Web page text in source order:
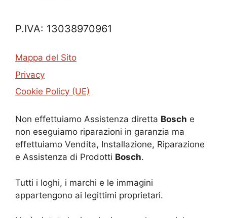
P.IVA: 13038970961
Mappa del Sito
Privacy
Cookie Policy (UE)
Non effettuiamo Assistenza diretta Bosch e
non eseguiamo riparazioni in garanzia ma
effettuiamo Vendita, Installazione, Riparazione
e Assistenza di Prodotti Bosch.
Tutti i loghi, i marchi e le immagini
appartengono ai legittimi proprietari.